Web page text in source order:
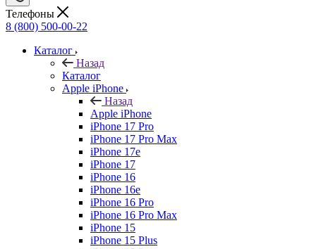
Телефоны
8 (800) 500-00-22
Каталог
Назад
Каталог
Apple iPhone
Назад
Apple iPhone
iPhone 17 Pro
iPhone 17 Pro Max
iPhone 17e
iPhone 17
iPhone 16
iPhone 16e
iPhone 16 Pro
iPhone 16 Pro Max
iPhone 15
iPhone 15 Plus